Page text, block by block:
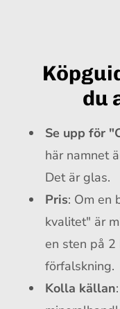
du
Se upp för
här namnet
Det är glas.
Pris: Om en
kvalitet" är
en sten på
förfalskning.
Kolla källan